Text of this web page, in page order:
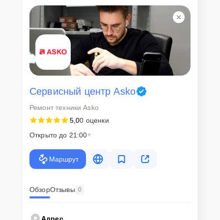
Для всех клиентов действуют демократичные и фиксированные
цены. Конечная стоимость работ обсуждается с клиентом и не в
коем случае не может измениться в процессе работ. Сервис не
навязывает клиентам дополнительные услуги и не
предусматривает скрытые платежи. Рассчитать предварительную
стоимость ремонта можно с помощью нашегоКалькулятора
Скорость диагностики и
ремонта
Наша компания ценит время клиентов и понимает важность
оперативного решения любых вопросов. В среднем, ремонт
клиент сможет забрать свой гаджет в этот же день. При
Внимание! Устройство отправляется на ремонт только после
согласования вариантов запчастей и стоимости ремонта с
изменена в процессе или после завершения работ.
Сервисный центр Asko
Ремонт техники Asko
5,00 оценки
Открыто до 21:00
Маршрут
ОбзорОтзывы 0
Адрес